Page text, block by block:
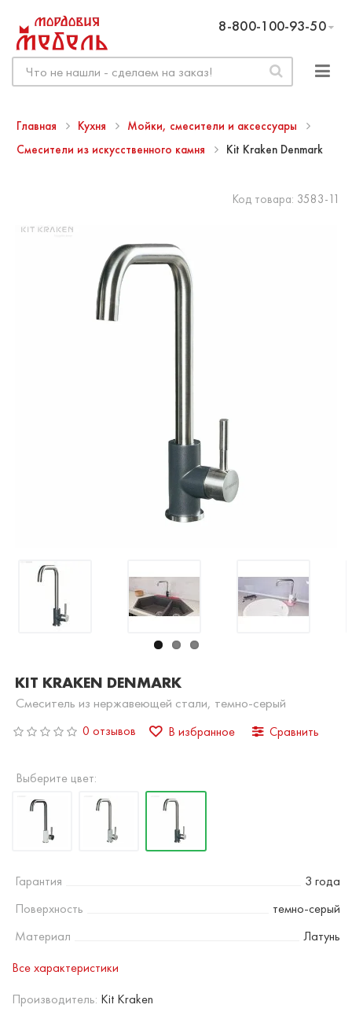
8-800-100-93-50
Главная Кухня
Мойки, смесители и аксессуары
Смесители из искусственного камня
Kit Kraken Denmark
Код товара: 3583-11
KIT KRAKEN DENMARK
Смеситель из нержавеющей стали, темно-серый
0 отзывов В избранное Сравнить
Выберите цвет:
Гарантия
3 года
Поверхность
темно-серый
Материал
Латунь
Все характеристики
Производитель: Kit Kraken